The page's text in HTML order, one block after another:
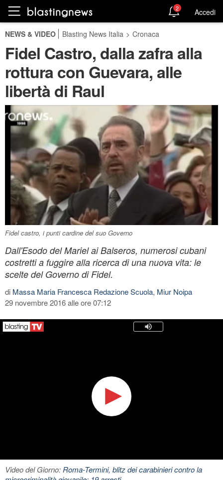
2 Accedi
NEWS & VIDEO Blasting News Italia > Cronaca
Fidel Castro, dalla zafra alla
rottura con Guevara, alle
libertà di Raul
Fidel castro, i punti cardine del suo Governo
Dall'Esodo del Mariel ai Balseros, numerosi cubani
costretti a fuggire alla ricerca di una nuova vita: le
scelte del Governo di Fidel.
di Massa Maria Francesca Redazione Scuola, Miur Noipa
29 novembre 2016 alle ore 07:12
Video del Giorno:Roma-Termini, blitz dei carabinieri contro la